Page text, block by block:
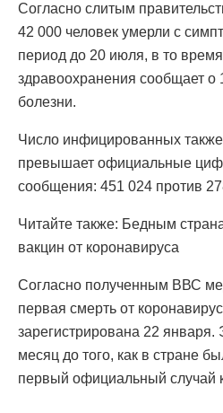
Согласно слитым
42 000 человек умерли с
период до 20 июля, в то
здравоохранения сообщает о
болезни.
Число инфицированных
превышает официальные
сообщения: 451 024 против
Читайте также: Бедным
вакцин от коронавируса
Согласно полученным ВВС
первая смерть от
зарегистрирована 22 января.
месяц до того, как в стране
первый официальный случай